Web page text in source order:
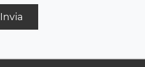
Invia